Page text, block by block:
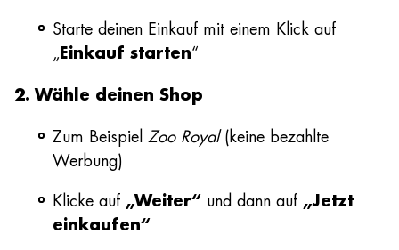
Starte deinen Einkauf mit einem Klick auf
„Einkauf starten“
2. Wähle deinen Shop
Zum Beispiel Zoo Royal(keine bezahlte
Werbung)
Klicke auf „Weiter“ und dann auf „Jetzt
einkaufen“